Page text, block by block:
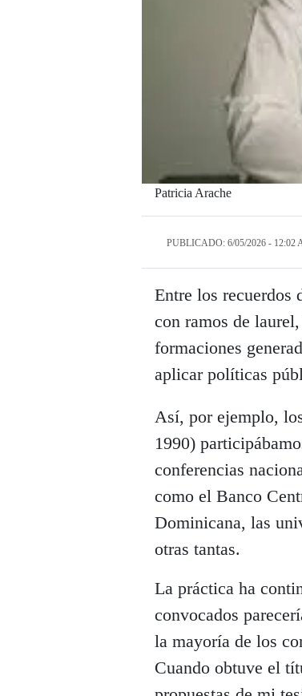
Patricia Arache
PUBLICADO: 6/05/2026 - 12:02
Entre los recuerdos
con ramos de
formaciones
aplicar políticas
Así, por ejemplo,
1990)
conferencias
como el Banco
Dominicana, las
otras tantas.
La práctica ha
convocados
la mayoría de los
Cuando obtuve el